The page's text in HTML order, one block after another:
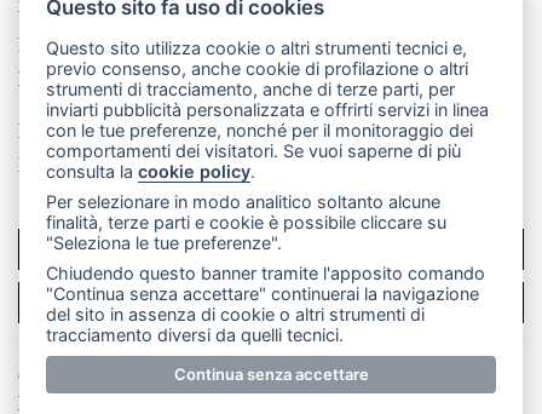
La redazione
CasateOnline LeccoOnline
RSS
Made by VIP
Privacy policy
Cookie policy
Rivedi le tue scelte sui cookie
SCRIVICI
PER LA TUA PUBBLICITÀ
© Copyright Merateonline S.r.l. - Tutti i diritti riservati.
E' proibita la riproduzione e pubblicazione anche
Questo sito fa uso di cookies
Questo sito utilizza cookie o altri strumenti tecnici e,
previo consenso, anche cookie di profilazione o altri
strumenti di tracciamento, anche di terze parti, per
inviarti pubblicità personalizzata e offrirti servizi in linea
con le tue preferenze, nonché per il monitoraggio dei
comportamenti dei visitatori. Se vuoi saperne di più
consulta lacookie policy.
Per selezionare in modo analitico soltanto alcune
finalità, terze parti e cookie è possibile cliccare su
"Seleziona le tue preferenze".
Chiudendo questo banner tramite l'apposito comando
"Continua senza accettare" continuerai la navigazione
del sito in assenza di cookie o altri strumenti di
tracciamento diversi da quelli tecnici.
Continua senza accettare